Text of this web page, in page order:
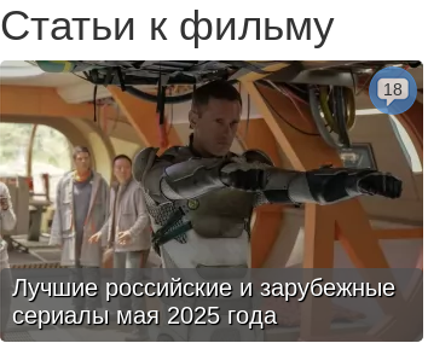
Статьи к фильму
Лучшие российские и зарубежные
сериалы мая 2025 года
18